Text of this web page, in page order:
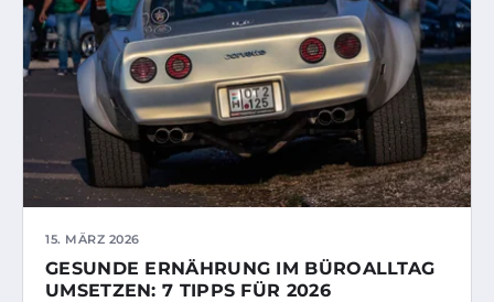
15. MÄRZ 2026
GESUNDE ERNÄHRUNG IM BÜROALLTAG
UMSETZEN: 7 TIPPS FÜR 2026